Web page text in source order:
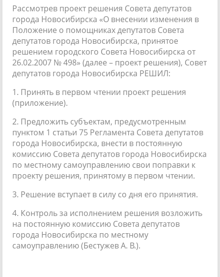
Рассмотрев проект решения Совета депутатов
города Новосибирска «О внесении изменения в
Положение о помощниках депутатов Совета
депутатов города Новосибирска, принятое
решением городского Совета Новосибирска от
26.02.2007 № 498» (далее – проект решения), Совет
депутатов города Новосибирска РЕШИЛ:
1. Принять в первом чтении проект решения
(приложение).
2. Предложить субъектам, предусмотренным
пунктом 1 статьи 75 Регламента Совета депутатов
города Новосибирска, внести в постоянную
комиссию Совета депутатов города Новосибирска
по местному самоуправлению свои поправки к
проекту решения, принятому в первом чтении.
3. Решение вступает в силу со дня его принятия.
4. Контроль за исполнением решения возложить
на постоянную комиссию Совета депутатов
города Новосибирска по местному
самоуправлению (Бестужев А. В.).